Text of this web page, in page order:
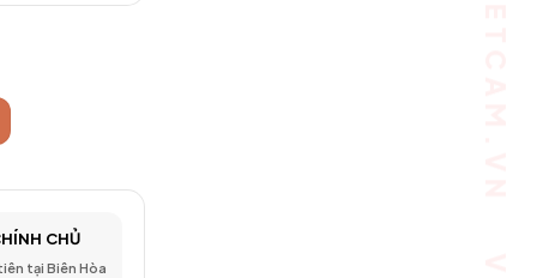
2MP Full HD - Hồng ngoại ban đêm, góc rộng số lượng
CHỦ
tại Biên Hòa